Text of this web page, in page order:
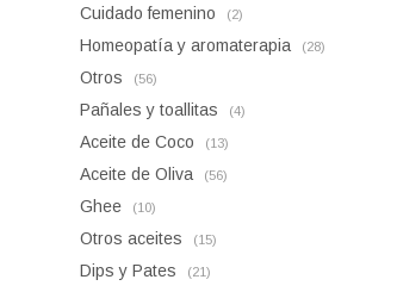
Cuidado femenino (2)
Homeopatía y aromaterapia (28)
Otros (56)
Pañales y toallitas (4)
Aceite de Coco (13)
Aceite de Oliva (56)
Ghee (10)
Otros aceites (15)
Dips y Pates (21)